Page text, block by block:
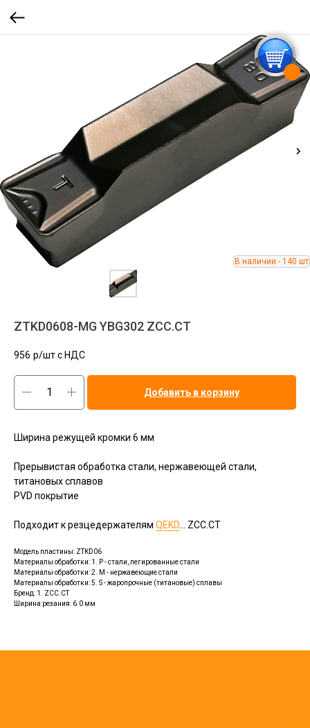
ZTKD0608-MG YBG302 ZCC.CT
956 р/шт c НДС
Добавить в корзину
Ширина режущей кромки 6 мм
Прерывистая обработка стали, нержавеющей стали,
титановых сплавов
PVD покрытие
Подходит к резцедержателям QEKD ... ZCC.CT
Модель пластины: ZTKD06
Материалы обработки: 1. P - стали, легированные стали
Материалы обработки: 2. M - нержавеющие стали
Материалы обработки: 5. S - жаропрочные (титановые) сплавы
Бренд: 1. ZCC.CT
Ширина резания: 6.0 мм